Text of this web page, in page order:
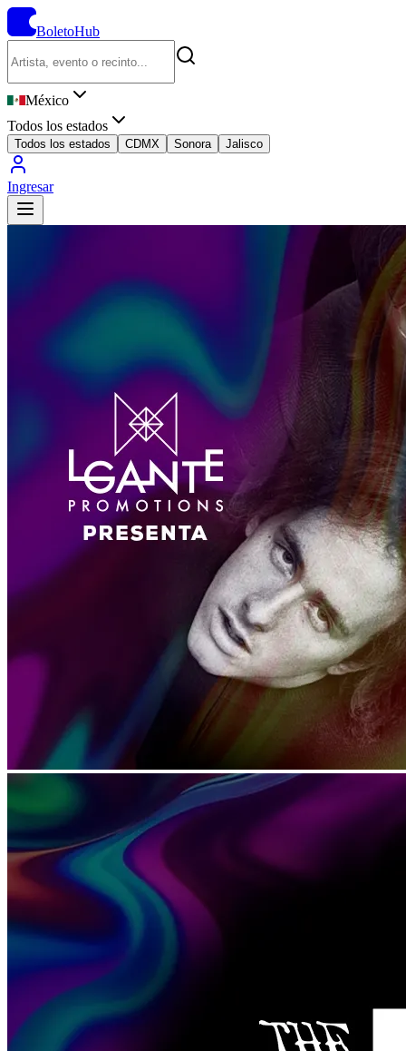
BoletoHub
México
Todos los estados
Todos los estados CDMX Sonora Jalisco
Ingresar